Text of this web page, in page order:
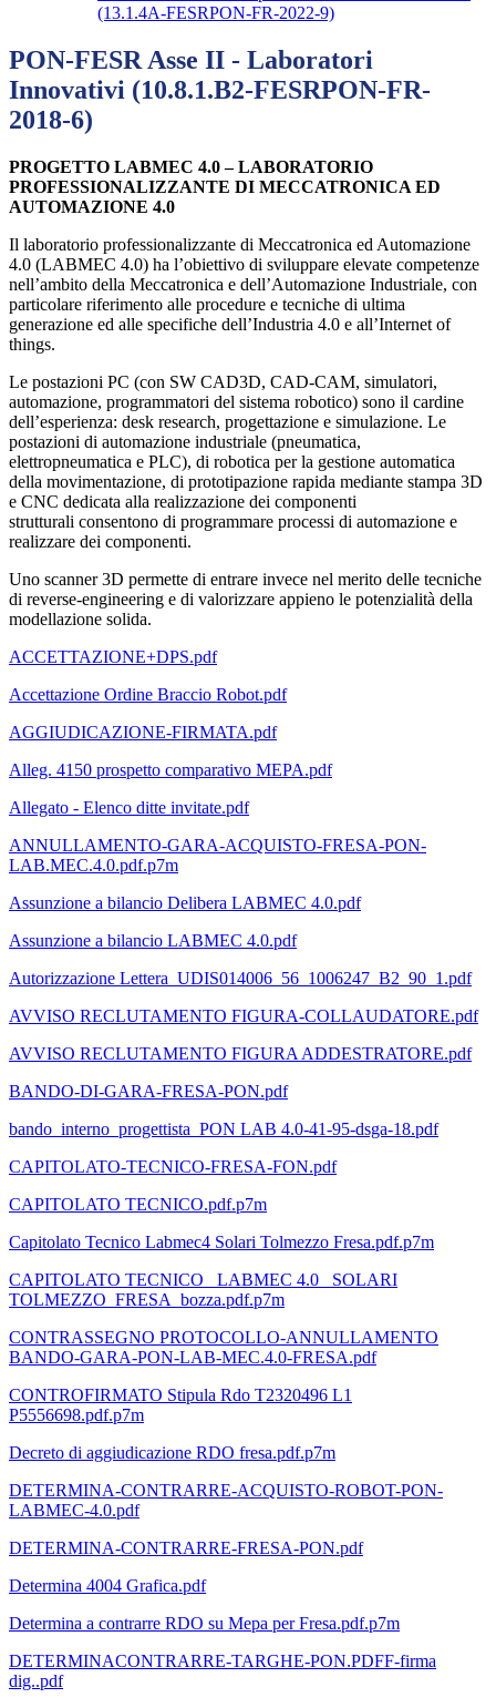
(13.1.4A-FESRPON-FR-2022-9)
PON-FESR Asse II - Laboratori
Innovativi (10.8.1.B2-FESRPON-FR-
2018-6)
PROGETTO LABMEC 4.0 – LABORATORIO
PROFESSIONALIZZANTE DI MECCATRONICA ED
AUTOMAZIONE 4.0
Il laboratorio professionalizzante di Meccatronica ed Automazione
4.0 (LABMEC 4.0) ha l’obiettivo di sviluppare elevate competenze
nell’ambito della Meccatronica e dell’Automazione Industriale, con
particolare riferimento alle procedure e tecniche di ultima
generazione ed alle specifiche dell’Industria 4.0 e all’Internet of
things.
Le postazioni PC (con SW CAD3D, CAD-CAM, simulatori,
automazione, programmatori del sistema robotico) sono il cardine
dell’esperienza: desk research, progettazione e simulazione. Le
postazioni di automazione industriale (pneumatica,
elettropneumatica e PLC), di robotica per la gestione automatica
della movimentazione, di prototipazione rapida mediante stampa 3D
e CNC dedicata alla realizzazione dei componenti
strutturali consentono di programmare processi di automazione e
realizzare dei componenti.
Uno scanner 3D permette di entrare invece nel merito delle tecniche
di reverse-engineering e di valorizzare appieno le potenzialità della
modellazione solida.
ACCETTAZIONE+DPS.pdf
Accettazione Ordine Braccio Robot.pdf
AGGIUDICAZIONE-FIRMATA.pdf
Alleg. 4150 prospetto comparativo MEPA.pdf
Allegato - Elenco ditte invitate.pdf
ANNULLAMENTO-GARA-ACQUISTO-FRESA-PON-
LAB.MEC.4.0.pdf.p7m
Assunzione a bilancio Delibera LABMEC 4.0.pdf
Assunzione a bilancio LABMEC 4.0.pdf
Autorizzazione Lettera_UDIS014006_56_1006247_B2_90_1.pdf
AVVISO RECLUTAMENTO FIGURA-COLLAUDATORE.pdf
AVVISO RECLUTAMENTO FIGURA ADDESTRATORE.pdf
BANDO-DI-GARA-FRESA-PON.pdf
bando_interno_progettista_PON LAB 4.0-41-95-dsga-18.pdf
CAPITOLATO-TECNICO-FRESA-FON.pdf
CAPITOLATO TECNICO.pdf.p7m
Capitolato Tecnico Labmec4 Solari Tolmezzo Fresa.pdf.p7m
CAPITOLATO TECNICO _LABMEC 4.0 _SOLARI
TOLMEZZO_FRESA_bozza.pdf.p7m
CONTRASSEGNO PROTOCOLLO-ANNULLAMENTO
BANDO-GARA-PON-LAB-MEC.4.0-FRESA.pdf
CONTROFIRMATO Stipula Rdo T2320496 L1
P5556698.pdf.p7m
Decreto di aggiudicazione RDO fresa.pdf.p7m
DETERMINA-CONTRARRE-ACQUISTO-ROBOT-PON-
LABMEC-4.0.pdf
DETERMINA-CONTRARRE-FRESA-PON.pdf
Determina 4004 Grafica.pdf
Determina a contrarre RDO su Mepa per Fresa.pdf.p7m
DETERMINACONTRARRE-TARGHE-PON.PDFF-firma
dig..pdf